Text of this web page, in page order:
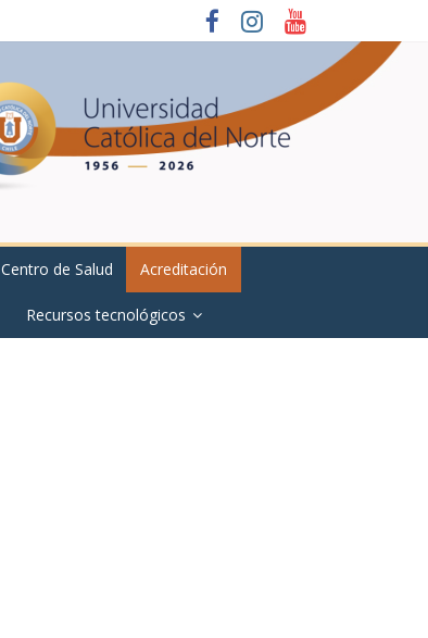
Centro de Salud Acreditación
Recursos tecnológicos